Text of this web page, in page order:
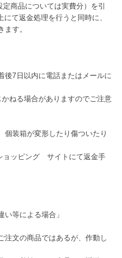
商品については実費分）を引
て返金処理を行うと同時に、
す。
後7日以内に電話またはメールに
ねる場合がありますのでご注意
個装箱が変形したり傷ついたり
ッピング　サイトにて返金手
等による場合」
注文の商品ではあるが、作動し